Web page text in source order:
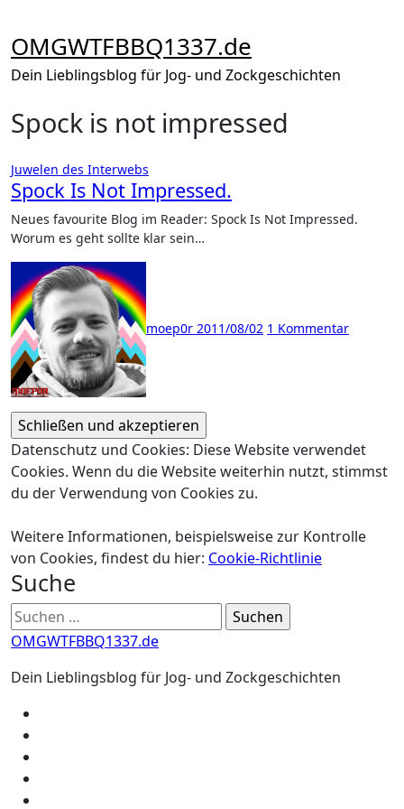
springen
OMGWTFBBQ1337.de
Dein Lieblingsblog für Jog- und Zockgeschichten
Spock is not impressed
Juwelen des Interwebs
Spock Is Not Impressed.
Neues favourite Blog im Reader: Spock Is Not Impressed.
Worum es geht sollte klar sein…
moep0r 2011/08/02 1 Kommentar
Datenschutz und Cookies: Diese Website verwendet
Cookies. Wenn du die Website weiterhin nutzt, stimmst
du der Verwendung von Cookies zu.
Weitere Informationen, beispielsweise zur Kontrolle
von Cookies, findest du hier: Cookie-Richtlinie
Suche
Suchen
nach:
OMGWTFBBQ1337.de
Dein Lieblingsblog für Jog- und Zockgeschichten